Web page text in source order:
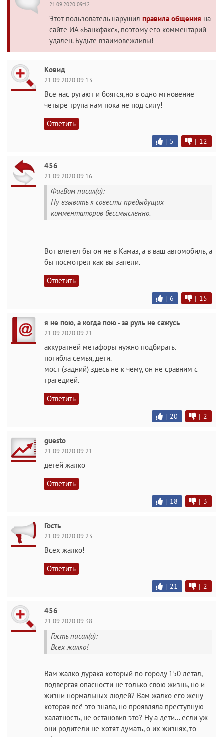
21.09.2020 09:12
Этот пользователь нарушил правила общения на
сайте ИА «Банкфакс», поэтому его комментарий
удален. Будьте взаимовежливы!
Ковид
21.09.2020 09:13
Все нас ругают и боятся,но в одно мгновение
четыре трупа нам пока не под силу!
Ответить
| 5 | 12
456
21.09.2020 09:16
ФигВам писал(а):
Ну взывать к совести предыдущих
комментаторов бессмысленно.
Вот влетел бы он не в Камаз, а в ваш автомобиль, а
бы посмотрел как вы запели.
Ответить
| 6 | 15
я не пою, а когда пою - за руль не сажусь
21.09.2020 09:21
аккуратней метафоры нужно подбирать.
погибла семья, дети.
мост (задний) здесь не к чему, он не сравним с
трагедией.
Ответить
| 20 | 2
guesto
21.09.2020 09:21
детей жалко
Ответить
| 18 | 3
Гость
21.09.2020 09:23
Всех жалко!
Ответить
| 21 | 2
456
21.09.2020 09:38
Гость писал(а):
Всех жалко!
Вам жалко дурака который по городу 150 летал,
подвергая опасности не только свою жизнь, но и
жизни нормальных людей? Вам жалко его жену
которая всё это знала, но проявляла преступную
халатность, не остановив это? Ну а дети... если уж
они родители не хотят думать, о их жизнях, то